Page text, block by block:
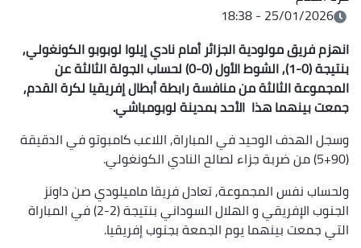
25/01/2026 - 18:38
انهزم فريق مولودية الجزائر أمام نادي إيلوا لوبوبو الكونغولي,
بنتيجة (0-1), الشوط الأول (0-0) لحساب الجولة الثالثة عن
المجموعة الثالثة من منافسة رابطة أبطال إفريقيا لكرة القدم,
جمعت بينهما هذا الأحد بمدينة لوبومباشي.
وسجل الهدف الوحيد في المباراة, اللاعب كامبوتو في الدقيقة
ولحساب نفس المجموعة, تعادل فريقا ماميلودي صن داونز
الجنوب الإفريقي و الهلال السوداني بنتيجة (2-2) في المباراة
التي جمعت بينهما يوم الجمعة بجنوب إفريقيا.